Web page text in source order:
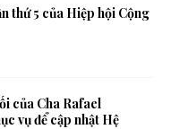
thứ 5 của Hiệp hội Cộng
của Cha Rafael
vụ để cập nhật Hệ